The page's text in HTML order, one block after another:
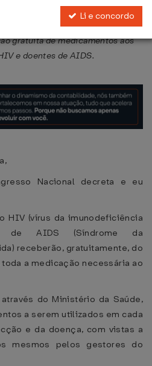
gratuita de medicamentos aos
e doentes de AIDS.
Nacional decreta e eu
HIV (vírus da imunodeficiência
de AIDS (Síndrome da
receberão, gratuitamente, do
a medicação necessária ao
do Ministério da Saúde,
a serem utilizados em cada
e da doença, com vistas a
mesmos pelos gestores do
Li e concordo